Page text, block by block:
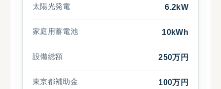
太陽光発電 6.2kW
家庭用蓄電池 10kWh
設備総額 250万円
東京都補助金 100万円